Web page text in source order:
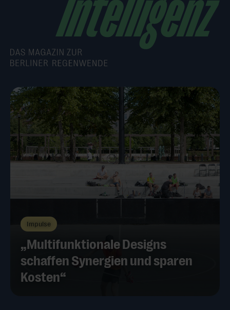
Impulse
„Multifunktionale Designs
schaffen Synergien und sparen
Kosten“